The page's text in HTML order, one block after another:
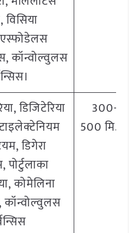
कॉन्वोल्वुलस
डिजिटेरिया
डिगेरा
पोर्टुलाका
कोमेलिना
300-
500 मि.ली